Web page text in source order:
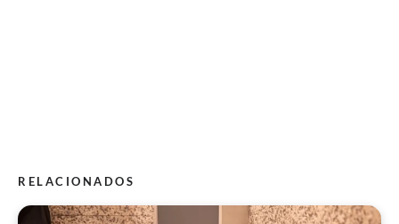
RELACIONADOS